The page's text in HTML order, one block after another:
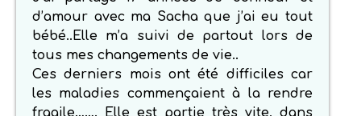
d’amour avec ma Sacha que j’ai eu tout
bébé..Elle m’a suivi de partout lors de
tous mes changements de vie..
Ces derniers mois ont été difficiles car
les maladies commençaient à la rendre
fragile……. Elle est partie très vite, dans